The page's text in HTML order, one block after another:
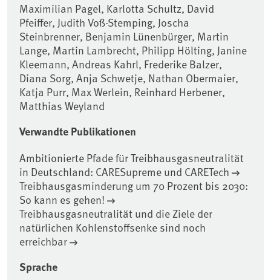
Maximilian Pagel, Karlotta Schultz, David
Pfeiffer, Judith Voß-Stemping, Joscha
Steinbrenner, Benjamin Lünenbürger, Martin
Lange, Martin Lambrecht, Philipp Hölting, Janine
Kleemann, Andreas Kahrl, Frederike Balzer,
Diana Sorg, Anja Schwetje, Nathan Obermaier,
Katja Purr, Max Werlein, Reinhard Herbener,
Matthias Weyland
Verwandte Publikationen
Ambitionierte Pfade für Treibhausgasneutralität
in Deutschland: CARESupreme und CARETech
Treibhausgasminderung um 70 Prozent bis 2030:
So kann es gehen!
Treibhausgasneutralität und die Ziele der
natürlichen Kohlenstoffsenke sind noch
erreichbar
Sprache